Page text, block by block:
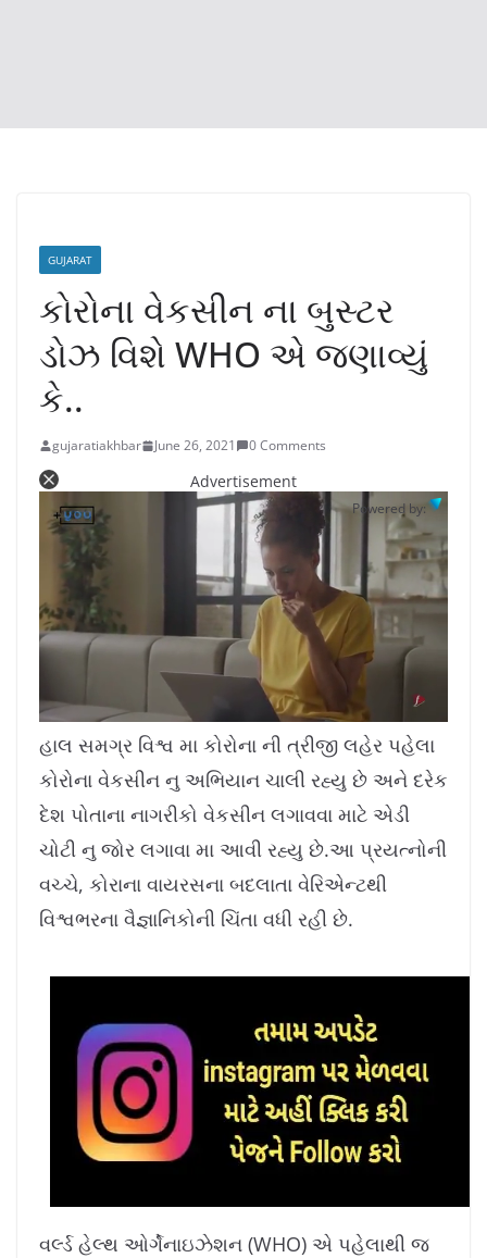
GUJARAT
કોરોના વેકસીન ના બુસ્ટર
ડોઝ વિશે WHO એ જણાવ્યું
કે..
gujaratiakhbar June 26, 2021 0 Comments
Advertisement
Powered by:
n
u
t
d
e
1
7
હાલ સમગ્ર વિશ્વ મા કોરોના ની ત્રીજી લહેર પહેલા
કોરોના વેકસીન નુ અભિયાન ચાલી રહ્યુ છે અને દરેક
દેશ પોતાના નાગરીકો વેકસીન લગાવવા માટે એડી
ચોટી નુ જોર લગાવા મા આવી રહ્યુ છે.આ પ્રયત્નોની
વચ્ચે, કોરાના વાયરસના બદલાતા વેરિએન્ટથી
વિશ્વભરના વૈજ્ઞાનિકોની ચિંતા વધી રહી છે.
વર્લ્ડ હેલ્થ ઓર્ગેનાઇઝેશન (WHO) એ પહેલાથી જ